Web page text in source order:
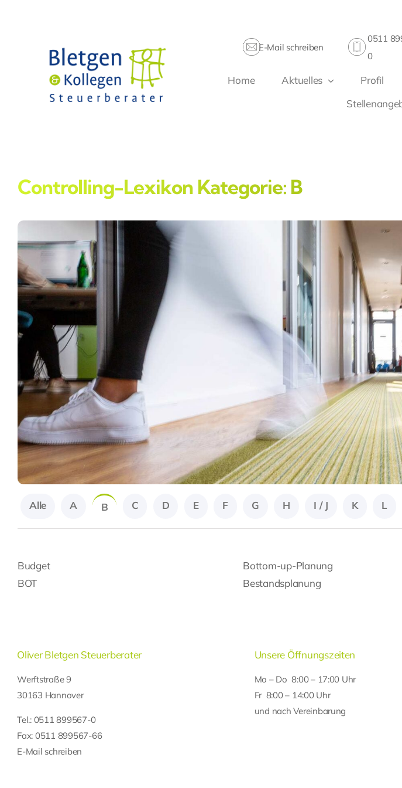
E-Mail schreiben
0511
0
Home Aktuelles Profil
Controlling-Lexikon Kategorie: B
Alle A B C D E F G H I / J K L
Budget Bottom-up-Planung
BOT
Bestandsplanung
Oliver Bletgen Steuerberater
Werftstraße 9
30163 Hannover
Tel.: 0511 899567-0
Fax: 0511 899567-66
E-Mail schreiben
Unsere Öffnungszeiten
Mo – Do 8:00 – 17:00 Uhr
Fr 8:00 – 14:00 Uhr
und nach Vereinbarung